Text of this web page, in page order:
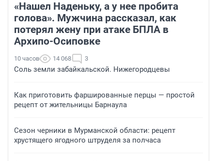
«Нашел Наденьку, а у нее пробита
голова». Мужчина рассказал, как
потерял жену при атаке БПЛА в
Архипо-Осиповке
10 часов 14 068 3
Соль земли забайкальской. Нижегородцевы
Как приготовить фаршированные перцы — простой
рецепт от жительницы Барнаула
Сезон черники в Мурманской области: рецепт
хрустящего ягодного штруделя за полчаса